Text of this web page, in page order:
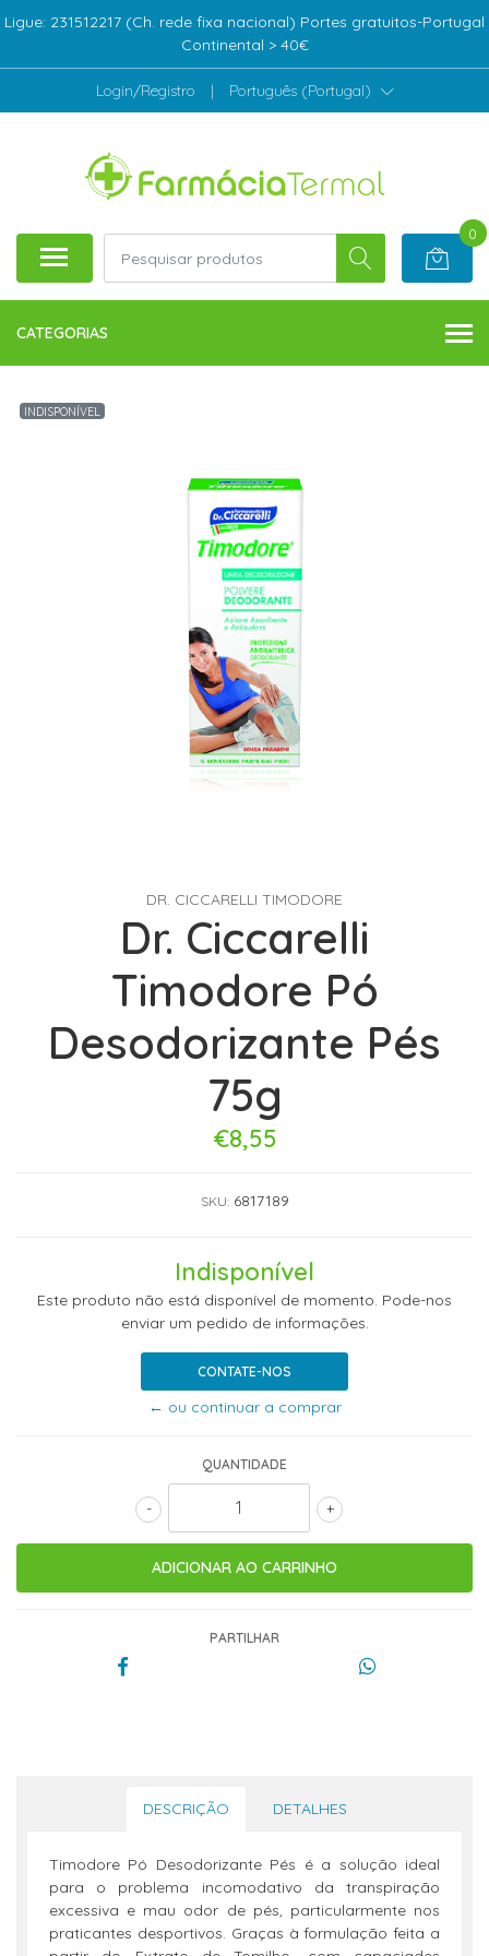
Ligue: 231512217 (Ch. rede fixa nacional) Portes gratuitos-Portugal
Continental > 40€
Login/Registro | Português (Portugal)
0
CATEGORIAS
INDISPONÍVEL
DR. CICCARELLI TIMODORE
Dr. Ciccarelli
Timodore Pó
Desodorizante Pés
75g
€8,55
SKU: 6817189
Indisponível
Este produto não está disponível de momento. Pode-nos
enviar um pedido de informações.
CONTATE-NOS
← ou continuar a comprar
QUANTIDADE
+
-
PARTILHAR
DESCRIÇÃO DETALHES
Timodore Pó Desodorizante Pés é a solução ideal
para o problema incomodativo da transpiração
excessiva e mau odor de pés, particularmente nos
praticantes desportivos. Graças à formulação feita a